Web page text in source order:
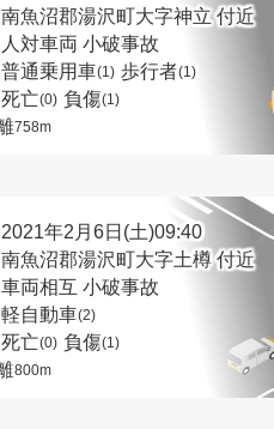
南魚沼郡湯沢町大字神立 付近
人対車両 小破事故
普通乗用車(1) 歩行者(1)
死亡(0) 負傷(1)
758m
2021年2月6日(土)09:40
南魚沼郡湯沢町大字土樽 付近
車両相互 小破事故
軽自動車(2)
死亡(0) 負傷(1)
800m